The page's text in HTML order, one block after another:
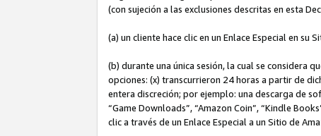
(con sujeción a las exclusiones descritas en esta
(a) un cliente hace clic en un Enlace Especial en su
(b) durante una única sesión, la cual se considera
opciones: (x) transcurrieron 24 horas a partir de
entera discreción; por ejemplo: una descarga de
“Game Downloads”, “Amazon Coin”, “Kindle
clic a través de un Enlace Especial a un Sitio de